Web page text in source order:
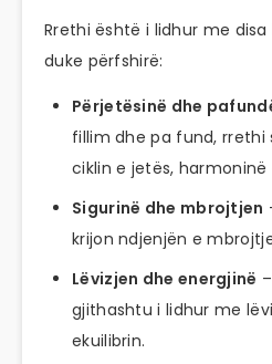
Rrethi është i lidhur me
duke përfshirë:
Përjetësinë dhe
fillim dhe pa fund, rrethi
ciklin e jetës,
Sigurinë dhe mbrojtjen
krijon ndjenjën e
Lëvizjen dhe energjinë
gjithashtu i lidhur me
ekuilibrin.